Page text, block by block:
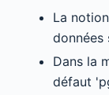
La
données
Dans la
défaut